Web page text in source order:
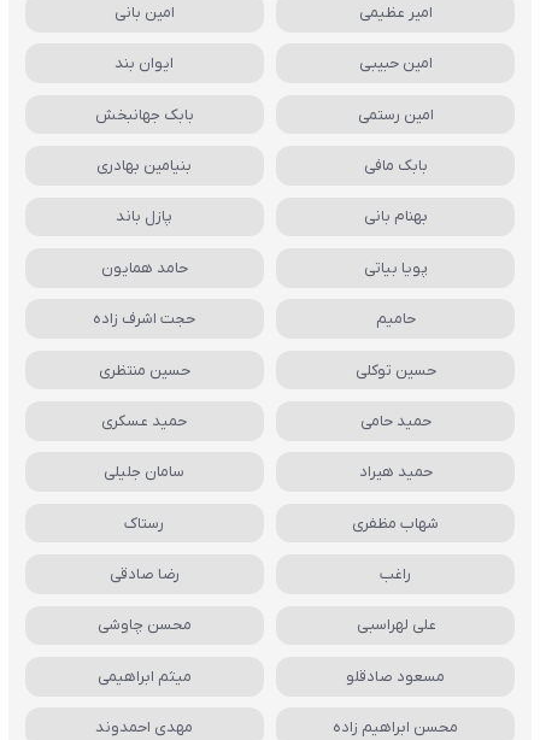
امیر عظیمی امین بانی
امین حبیبی ایوان بند
امین رستمی بابک جهانبخش
بابک مافی بنیامین بهادری
بهنام بانی پازل باند
پویا بیاتی حامد همایون
حامیم حجت اشرف زاده
حسین توکلی حسین منتظری
حمید حامی حمید عسکری
حمید هیراد سامان جلیلی
شهاب مظفری رستاک
راغب رضا صادقی
علی لهراسبی محسن چاوشی
مسعود صادقلو میثم ابراهیمی
محسن ابراهیم زاده مهدی احمدوند